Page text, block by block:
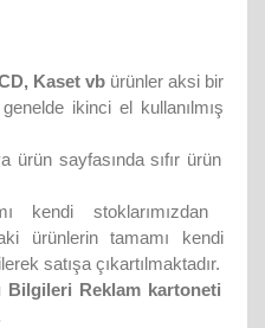
Kaset vb ürünler aksi bir
ikinci el kullanılmış
ürün sayfasında sıfır ürün
kendi stoklarımızdan
ürünlerin tamamı kendi
satışa çıkartılmaktadır.
Bilgileri Reklam kartoneti